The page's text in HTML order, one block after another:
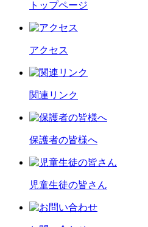
トップページ
アクセス
関連リンク
保護者の皆様へ
児童生徒の皆さん